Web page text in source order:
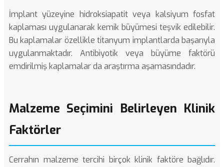
İmplant yüzeyine hidroksiapatit veya kalsiyum fosfat
kaplaması uygulanarak kemik büyümesi teşvik edilebilir.
Bu kaplamalar özellikle titanyum implantlarda başarıyla
uygulanmaktadır. Antibiyotik veya büyüme faktörü
emdirilmiş kaplamalar da araştırma aşamasındadır.
Malzeme Seçimini Belirleyen Klinik
Faktörler
Cerrahın malzeme tercihi birçok klinik faktöre bağlıdır.